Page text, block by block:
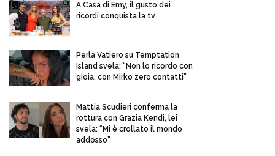
A Casa di Emy, il gusto dei
ricordi conquista la tv
Perla Vatiero su Temptation
Island svela: “Non lo ricordo con
gioia, con Mirko zero contatti”
Mattia Scudieri conferma la
rottura con Grazia Kendi, lei
svela: “Mi è crollato il mondo
addosso”